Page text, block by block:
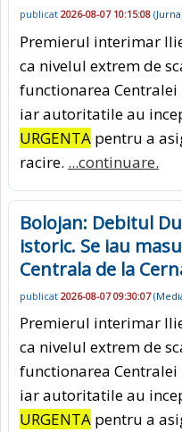
publicat 2026-08-07 10:15:08 (
Premierul interimar
ca nivelul extrem de
functionarea Centralei
iar autoritatile au
URGENTA pentru a
racire. ...continuare.
Bolojan: Debitul
istoric. Se iau
Centrala de la
publicat 2026-08-07 09:30:07(
Premierul interimar
ca nivelul extrem de
functionarea Centralei
iar autoritatile au
URGENTA pentru a